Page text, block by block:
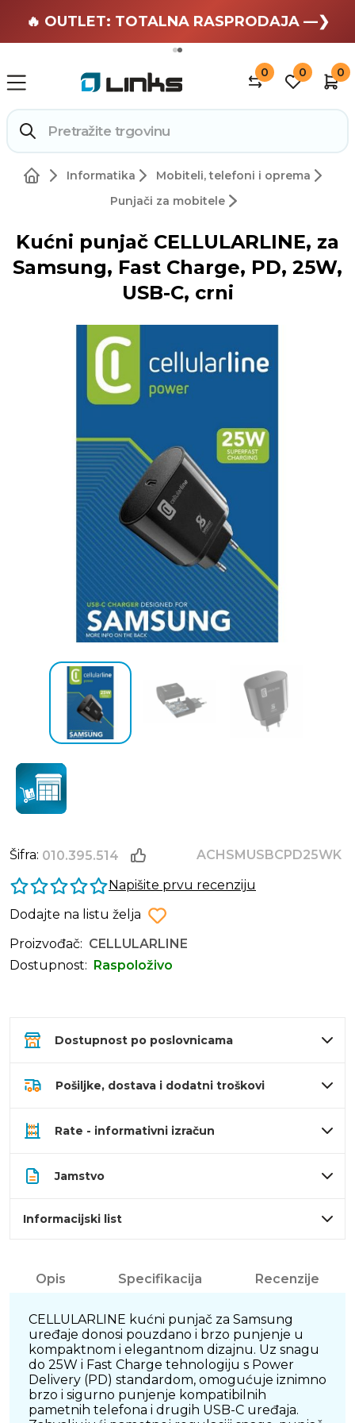
🏄 Zaslužuješ odmor —❯
🔥 OUTLET: TOTALNA RASPRODAJA —❯
0 0 0
Informatika
Mobiteli, telefoni i oprema
Punjači za mobitele
Kućni punjač CELLULARLINE, za
Samsung, Fast Charge, PD, 25W,
USB-C, crni
Šifra: 010.395.514
ACHSMUSBCPD25WK
Napišite prvu recenziju
Dodajte na listu želja
Proizvođač: CELLULARLINE
Dostupnost:
Raspoloživo
Dostupnost po poslovnicama
Pošiljke, dostava i dodatni troškovi
Rate - informativni izračun
Jamstvo
Informacijski list
Opis Specifikacija Recenzije
CELLULARLINE kućni punjač za Samsung
uređaje donosi pouzdano i brzo punjenje u
kompaktnom i elegantnom dizajnu. Uz snagu
do 25W i Fast Charge tehnologiju s Power
Delivery (PD) standardom, omogućuje iznimno
brzo i sigurno punjenje kompatibilnih
pametnih telefona i drugih USB-C uređaja.